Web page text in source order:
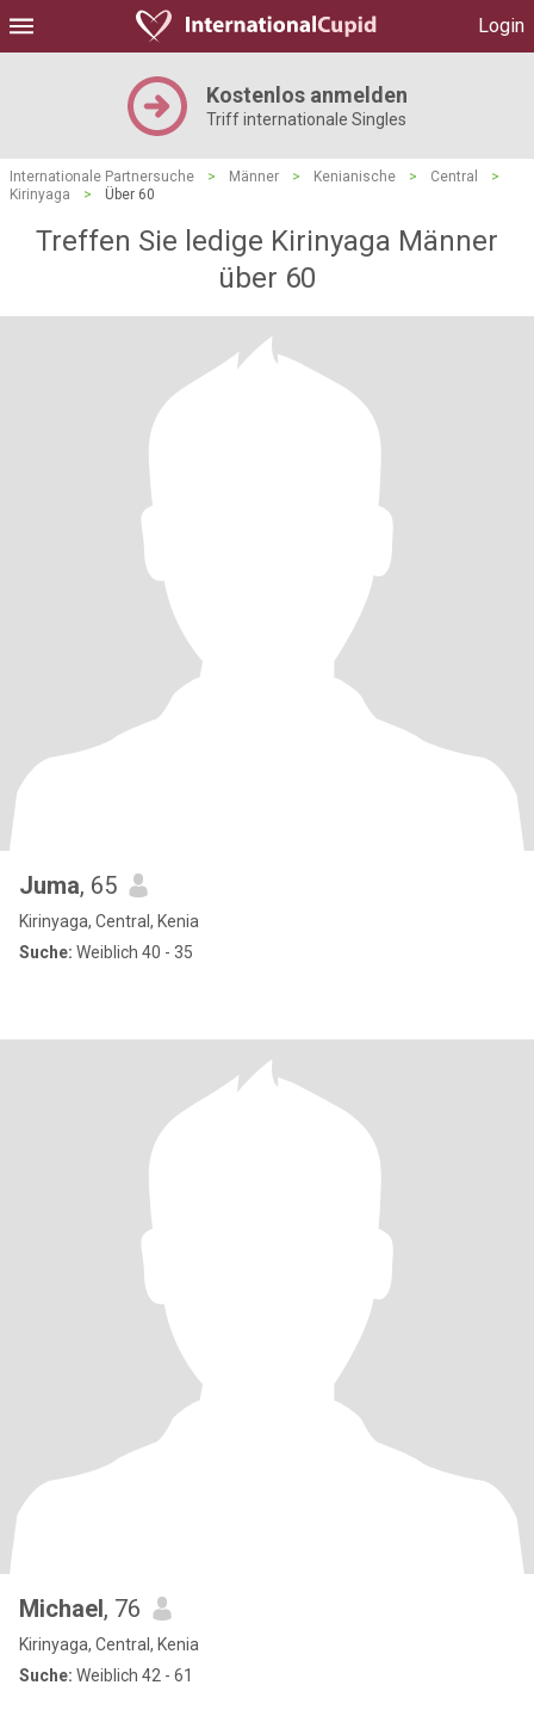
Login
Kostenlos anmelden
Triff internationale Singles
Internationale Partnersuche > Männer > Kenianische > Central
>
Kirinyaga
> Über 60
Treffen Sie ledige Kirinyaga Männer
über 60
Juma, 65
Kirinyaga, Central, Kenia
Suche: Weiblich 40 - 35
Michael, 76
Kirinyaga, Central, Kenia
Suche: Weiblich 42 - 61